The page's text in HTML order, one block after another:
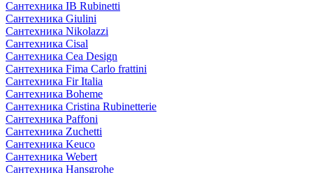
Сантехника IB Rubinetti
Сантехника Giulini
Сантехника Nikolazzi
Сантехника Cisal
Сантехника Cea Design
Сантехника Fima Carlo frattini
Сантехника Fir Italia
Сантехника Boheme
Сантехника Cristina Rubinetterie
Сантехника Paffoni
Сантехника Zuchetti
Сантехника Keuco
Сантехника Webert
Сантехника Hansgrohe